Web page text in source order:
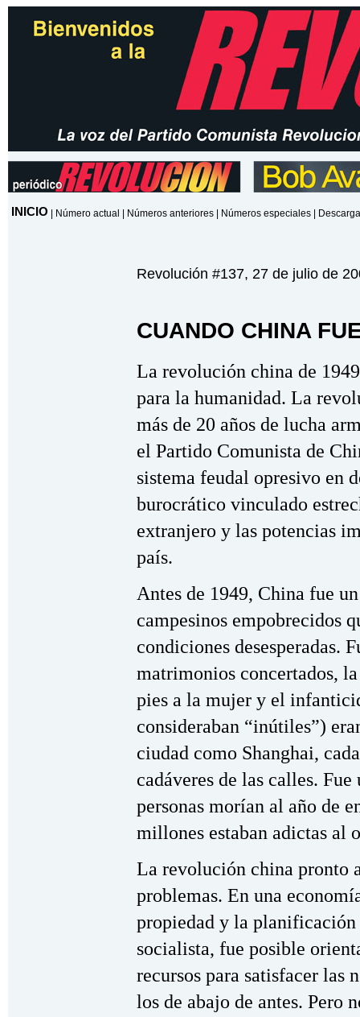
INICIO Número actual Números anteriores Números especiales
Revolución #137, 27 de julio de
CUANDO CHINA
La revolución china de
para la humanidad. La
más de 20 años de lucha
el Partido Comunista de
sistema feudal opresivo en
burocrático vinculado
extranjero y las potencias
país.
Antes de 1949, China fue
campesinos empobrecidos
condiciones desesperadas.
matrimonios concertados,
pies a la mujer y el
consideraban “inútiles”)
ciudad como Shanghai,
cadáveres de las calles.
personas morían al año de
millones estaban adictas al
La revolución china pronto
problemas. En una
propiedad y la planificación
socialista, fue posible
recursos para satisfacer las
los de abajo de antes. Pero